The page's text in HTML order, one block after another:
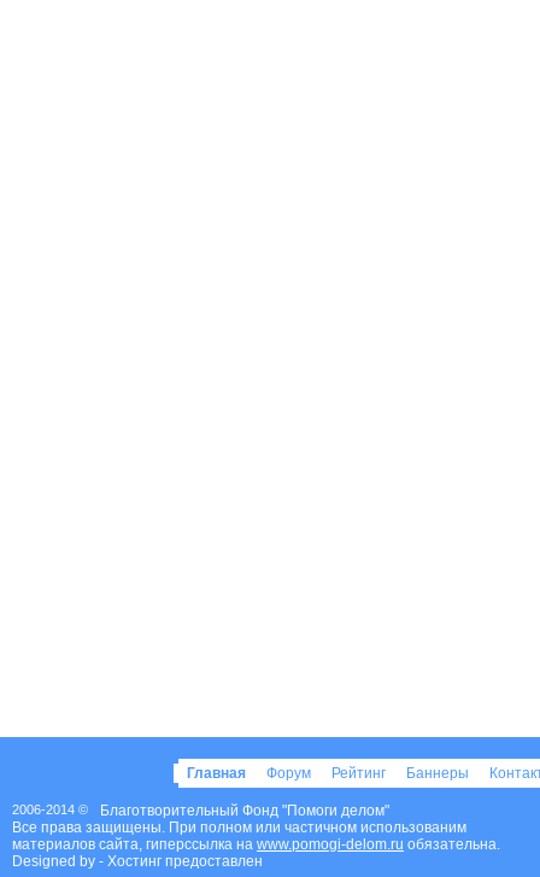
Главная Форум Рейтинг Баннеры
2006-2014 ©
Благотворительный Фонд "Помоги делом"
Все права защищены. При полном или частичном использованим
материалов сайта, гиперссылка на www.pomogi-delom.ru обязательна.
Designed by - Хостинг предоставлен